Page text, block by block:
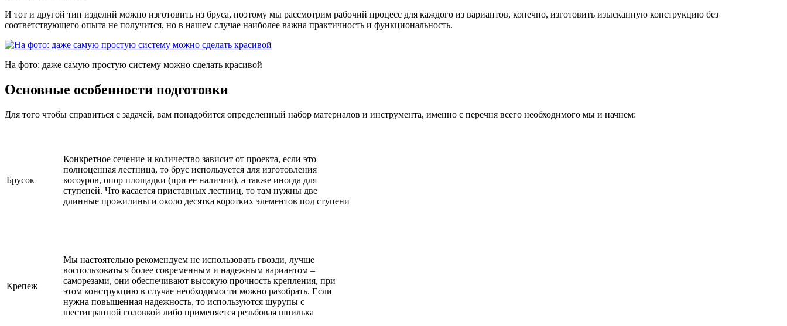
И тот и другой тип изделий можно изготовить из бруса, поэтому мы рассмотрим рабочий процесс для каждого из вариантов, конечно, изготовить изысканную конструкцию без
соответствующего опыта не получится, но в нашем случае наиболее важна практичность и функциональность.
На фото: даже самую простую систему можно сделать красивой
Основные особенности подготовки
Для того чтобы справиться с задачей, вам понадобится определенный набор материалов и инструмента, именно с перечня всего необходимого мы и начнем:
Брусок
Конкретное сечение и количество зависит от проекта, если это
полноценная лестница, то брус используется для изготовления
косоуров, опор площадки (при ее наличии), а также иногда для
ступеней. Что касается приставных лестниц, то там нужны две
длинные прожилины и около десятка коротких элементов под ступени
Крепеж
Мы настоятельно рекомендуем не использовать гвозди, лучше
воспользоваться более современным и надежным вариантом –
саморезами, они обеспечивают высокую прочность крепления, при
этом конструкцию в случае необходимости можно разобрать. Если
нужна повышенная надежность, то используются шурупы с
шестигранной головкой либо применяется резьбовая шпилька